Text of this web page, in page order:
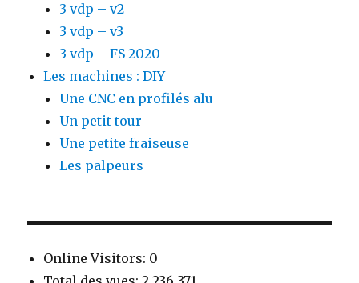
3 vdp – v2
3 vdp – v3
3 vdp – FS 2020
Les machines : DIY
Une CNC en profilés alu
Un petit tour
Une petite fraiseuse
Les palpeurs
Online Visitors: 0